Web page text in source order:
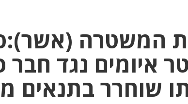
המשטרה
איומים נגד
שוחרר בתנאים